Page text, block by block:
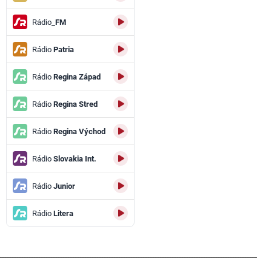
Rádio_FM
RádioPatria
RádioRegina Západ
RádioRegina Stred
RádioRegina Východ
RádioSlovakia Int.
RádioJunior
RádioLitera